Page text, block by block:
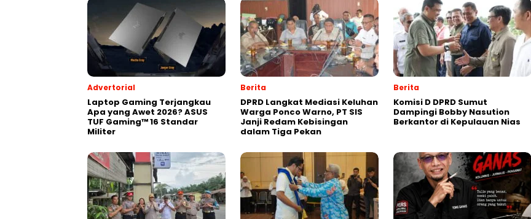
Advertorial
Laptop Gaming Terjangkau
Apa yang Awet 2026? ASUS
TUF Gaming™ 16 Standar
Militer
Berita
DPRD Langkat Mediasi Keluhan
Warga Ponco Warno, PT SIS
Janji Redam Kebisingan
dalam Tiga Pekan
Berita
Komisi D DPRD Sumut
Dampingi Bobby Nasution
Berkantor di Kepulauan Nias